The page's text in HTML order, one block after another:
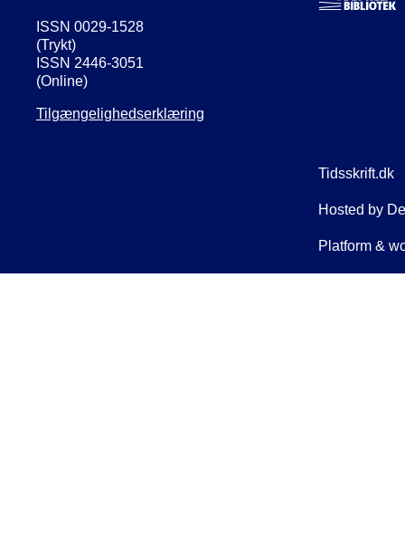
ISSN 0029-1528
(Trykt)
ISSN 2446-3051
(Online)
Tilgængelighedserklæring